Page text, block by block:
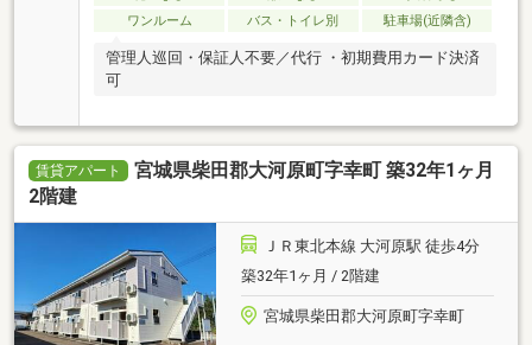
ワンルーム
バス・トイレ別 駐車場(近隣含)
管理人巡回・保証人不要／代行 ・初期費用カード決済
可
賃貸アパート
宮城県柴田郡大河原町字幸町 築32年1ヶ月
2階建
ＪＲ東北本線 大河原駅 徒歩4分
築32年1ヶ月 / 2階建
宮城県柴田郡大河原町字幸町